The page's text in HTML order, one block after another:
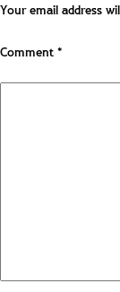
Your email address
Comment*